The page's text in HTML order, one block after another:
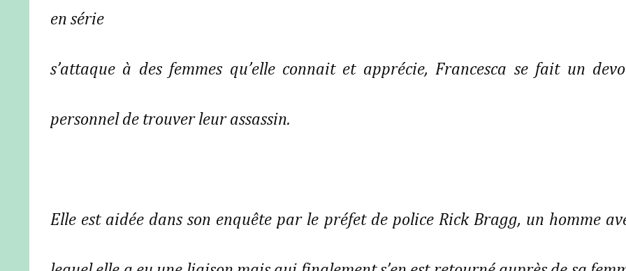
en série
s’attaque à des femmes qu’elle connait et apprécie, Francesca se fait un
personnel de trouver leur assassin.
Elle est aidée dans son enquête par le préfet de police Rick Bragg, un homme